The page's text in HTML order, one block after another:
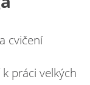
cvičení
práci velkých